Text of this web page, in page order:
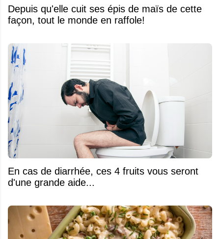
Depuis qu'elle cuit ses épis de maïs de cette
façon, tout le monde en raffole!
En cas de diarrhée, ces 4 fruits vous seront
d'une grande aide...